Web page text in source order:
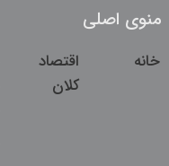
منوی اصلی
خانه
اقتصاد
کلان